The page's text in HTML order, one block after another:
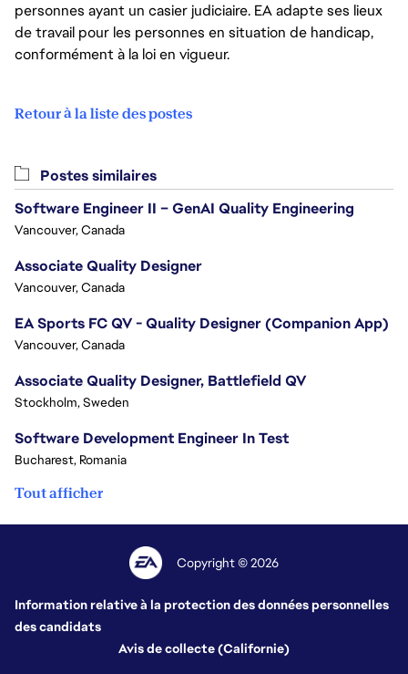
personnes ayant un casier judiciaire. EA adapte ses lieux
de travail pour les personnes en situation de handicap,
conformément à la loi en vigueur.
Retour à la liste des postes
Postes similaires
Software Engineer II – GenAI Quality Engineering
Vancouver, Canada
Associate Quality Designer
Vancouver, Canada
EA Sports FC QV - Quality Designer (Companion App)
Vancouver, Canada
Associate Quality Designer, Battlefield QV
Stockholm, Sweden
Software Development Engineer In Test
Bucharest, Romania
Tout afficher
Copyright © 2026
Information relative à la protection des données personnelles
des candidats
Avis de collecte (Californie)